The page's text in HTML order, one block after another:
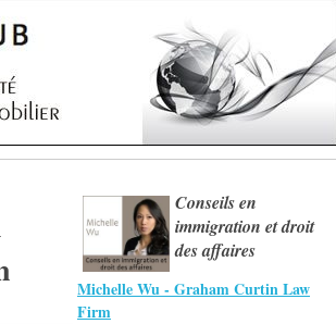
Conseils en
immigration et droit
des affaires
Michelle Wu - Graham Curtin Law
Firm